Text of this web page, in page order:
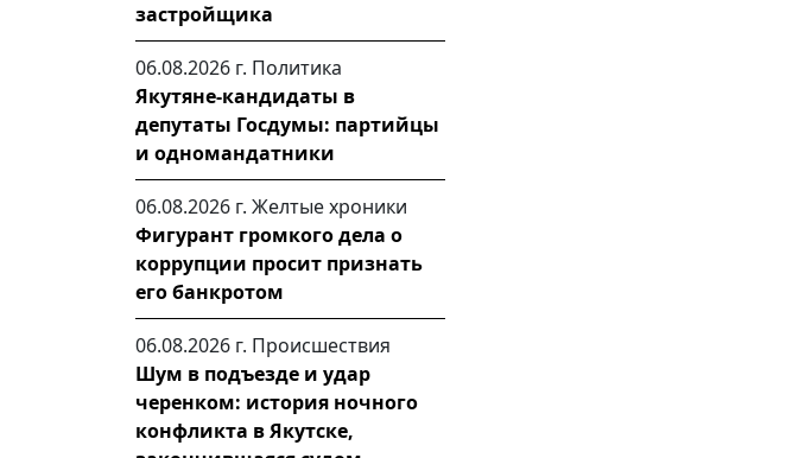
застройщика
06.08.2026 г. Политика
Якутяне-кандидаты в
депутаты Госдумы: партийцы
и одномандатники
06.08.2026 г. Желтые хроники
Фигурант громкого дела о
коррупции просит признать
его банкротом
06.08.2026 г. Происшествия
Шум в подъезде и удар
черенком: история ночного
конфликта в Якутске,